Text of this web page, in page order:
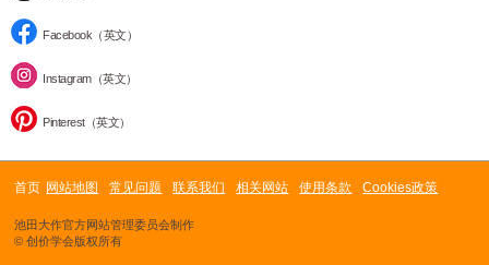
Facebook（英文）
Instagram（英文）
Pinterest（英文）
首页 网站地图 常见问题 联系我们 相关网站 使用条款 Cookies政策
池田大作官方网站管理委员会制作
© 创价学会版权所有